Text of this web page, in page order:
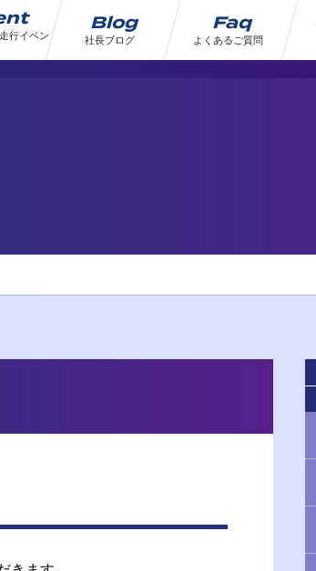
行イベン
Blog
社長ブログ
Faq
よくあるご質問